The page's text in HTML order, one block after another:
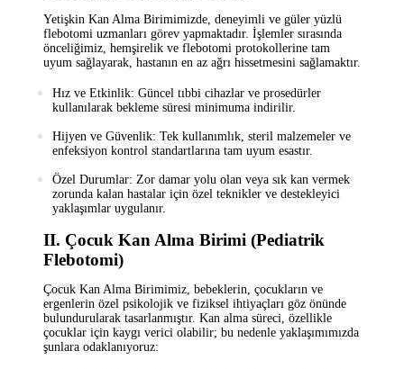
Yetişkin Kan Alma Birimimizde, deneyimli ve güler yüzlü
flebotomi uzmanları görev yapmaktadır. İşlemler sırasında
önceliğimiz, hemşirelik ve flebotomi protokollerine tam
uyum sağlayarak, hastanın en az ağrı hissetmesini sağlamaktır.
Hız ve Etkinlik: Güncel tıbbi cihazlar ve prosedürler
kullanılarak bekleme süresi minimuma indirilir.
Hijyen ve Güvenlik: Tek kullanımlık, steril malzemeler ve
enfeksiyon kontrol standartlarına tam uyum esastır.
Özel Durumlar: Zor damar yolu olan veya sık kan vermek
zorunda kalan hastalar için özel teknikler ve destekleyici
yaklaşımlar uygulanır.
II. Çocuk Kan Alma Birimi (Pediatrik
Flebotomi)
Çocuk Kan Alma Birimimiz, bebeklerin, çocukların ve
ergenlerin özel psikolojik ve fiziksel ihtiyaçları göz önünde
bulundurularak tasarlanmıştır. Kan alma süreci, özellikle
çocuklar için kaygı verici olabilir; bu nedenle yaklaşımımızda
şunlara odaklanıyoruz: